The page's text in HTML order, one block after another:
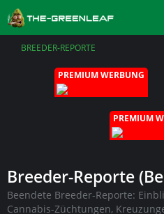
BREEDER-REPORTE
PREMIUM WERBUNG
PREMIUM
Breeder-Reporte
Beendete Breeder-Reporte:
Cannabis-Züchtungen,